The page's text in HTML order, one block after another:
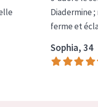
Diadermine
ferme et
Sophia, 34